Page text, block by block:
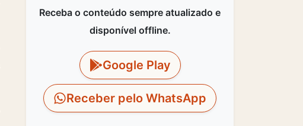
Receba o conteúdo sempre atualizado e
disponível offline.
Google Play
Receber pelo WhatsApp